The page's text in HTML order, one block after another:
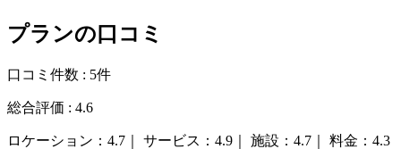
プランの口コミ
口コミ件数 : 5件
総合評価 : 4.6
ロケーション： 4.7｜ サービス： 4.9｜ 施設： 4.7｜ 料金： 4.3